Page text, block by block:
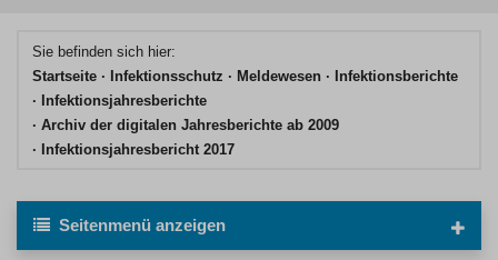
Sie befinden sich hier:
Startseite
Infektionsschutz Meldewesen
Infektionsberichte
Infektionsjahresberichte
Archiv der digitalen Jahresberichte ab 2009
Infektionsjahresbericht 2017
Seitenmenü anzeigen